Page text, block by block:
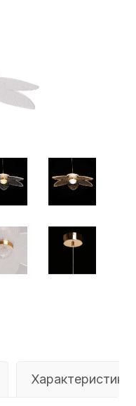
Характеристики